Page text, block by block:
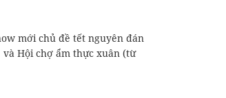
mới chủ đề tết nguyên đán
Hội chợ ẩm thực xuân (từ